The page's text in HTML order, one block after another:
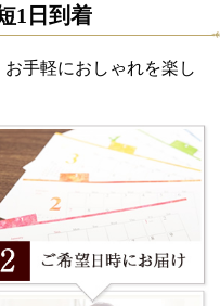
1日到着
手軽におしゃれを楽し